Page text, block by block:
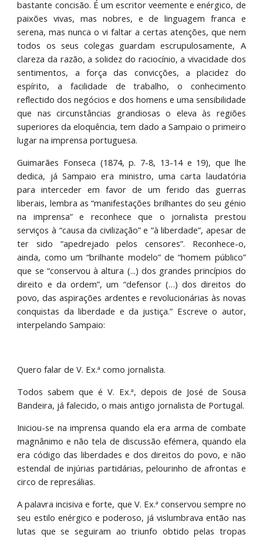
bastante concisão. É um escritor veemente e enérgico, de
paixões vivas, mas nobres, e de linguagem franca e
serena, mas nunca o vi faltar a certas atenções, que nem
todos os seus colegas guardam escrupulosamente, A
clareza da razão, a solidez do raciocínio, a vivacidade dos
sentimentos, a força das convicções, a placidez do
espírito, a facilidade de trabalho, o conhecimento
reflectido dos negócios e dos homens e uma sensibilidade
que nas circunstâncias grandiosas o eleva às regiões
superiores da eloquência, tem dado a Sampaio o primeiro
lugar na imprensa portuguesa.
Guimarães Fonseca (1874, p. 7-8, 13-14 e 19), que lhe
dedica, já Sampaio era ministro, uma carta laudatória
para interceder em favor de um ferido das guerras
liberais, lembra as “manifestações brilhantes do seu génio
na imprensa” e reconhece que o jornalista prestou
serviços à “causa da civilização” e “à liberdade”, apesar de
ter sido “apedrejado pelos censores”. Reconhece-o,
ainda, como um “brilhante modelo” de “homem público”
que se “conservou à altura (...) dos grandes princípios do
direito e da ordem”, um “defensor (…) dos direitos do
povo, das aspirações ardentes e revolucionárias às novas
conquistas da liberdade e da justiça.” Escreve o autor,
interpelando Sampaio:
Quero falar de V. Ex.ª como jornalista.
Todos sabem que é V. Ex.ª, depois de José de Sousa
Bandeira, já falecido, o mais antigo jornalista de Portugal.
Iniciou-se na imprensa quando ela era arma de combate
magnânimo e não tela de discussão efémera, quando ela
era código das liberdades e dos direitos do povo, e não
estendal de injúrias partidárias, pelourinho de afrontas e
circo de represálias.
A palavra incisiva e forte, que V. Ex.ª conservou sempre no
seu estilo enérgico e poderoso, já vislumbrava então nas
lutas que se seguiram ao triunfo obtido pelas tropas